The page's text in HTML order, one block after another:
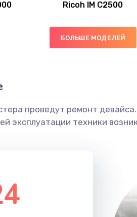
Ricoh IM C2500
БОЛЬШЕ МОДЕЛЕЙ
проведут ремонт
эксплуатации техники